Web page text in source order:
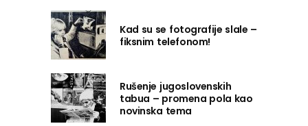
Kad su se fotografije slale –
fiksnim telefonom!
Rušenje jugoslovenskih
tabua – promena pola kao
novinska tema